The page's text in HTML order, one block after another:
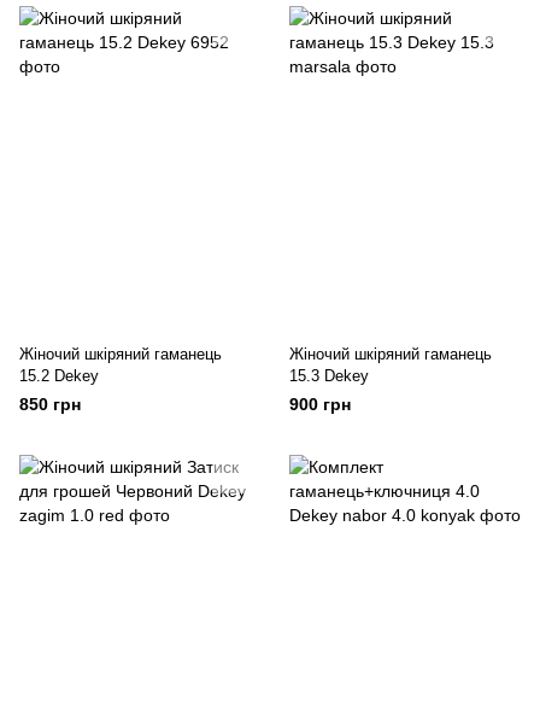
Жіночий шкіряний гаманець
15.2 Dekey
850 грн
Жіночий шкіряний гаманець
15.3 Dekey
900 грн